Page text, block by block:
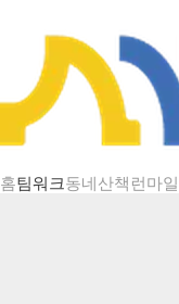
홈팀워크동네산책 런마일